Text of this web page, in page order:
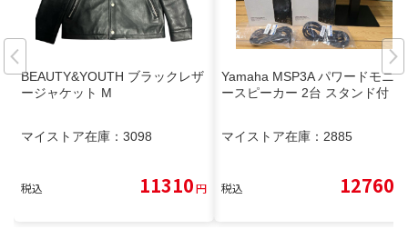
BEAUTY&YOUTH ブラックレザ
ージャケット M
マイストア在庫： 3098
税込 11310円
Yamaha MSP3A パワードモニタ
ースピーカー 2台 スタンド付
マイストア在庫： 2885
税込 12760